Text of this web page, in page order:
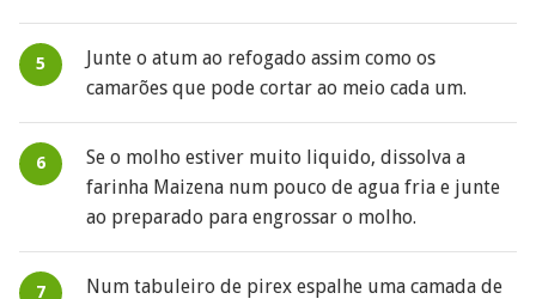
Junte o atum ao refogado assim como os
camarões que pode cortar ao meio cada um.
Se o molho estiver muito liquido, dissolva a
farinha Maizena num pouco de agua fria e junte
ao preparado para engrossar o molho.
Num tabuleiro de pirex espalhe uma camada de